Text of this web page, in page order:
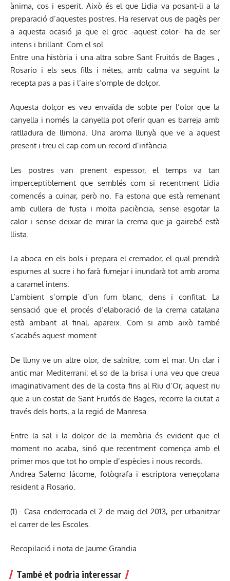
ànima, cos i esperit. Això és el que Lidia va posant-li a la
preparació d’aquestes postres. Ha reservat ous de pagès per
a aquesta ocasió ja que el groc -aquest color- ha de ser
intens i brillant. Com el sol.
Entre una història i una altra sobre Sant Fruitós de Bages ,
Rosario i els seus fills i nétes, amb calma va seguint la
recepta pas a pas i l’aire s’omple de dolçor.
Aquesta dolçor es veu envaïda de sobte per l’olor que la
canyella i només la canyella pot oferir quan es barreja amb
ratlladura de llimona. Una aroma llunyà que ve a aquest
present i treu el cap com un record d’infància.
Les postres van prenent espessor, el temps va tan
imperceptiblement que semblés com si recentment Lidia
comencés a cuinar, però no. Fa estona que està remenant
amb cullera de fusta i molta paciència, sense esgotar la
calor i sense deixar de mirar la crema que ja gairebé està
llista.
La aboca en els bols i prepara el cremador, el qual prendrà
espurnes al sucre i ho farà fumejar i inundarà tot amb aroma
a caramel intens.
L’ambient s’omple d’un fum blanc, dens i confitat. La
sensació que el procés d’elaboració de la crema catalana
està arribant al final, apareix. Com si amb això també
s’acabés aquest moment.
De lluny ve un altre olor, de salnitre, com el mar. Un clar i
antic mar Mediterrani; el so de la brisa i una veu que creua
imaginativament des de la costa fins al Riu d’Or, aquest riu
que a un costat de Sant Fruitós de Bages, recorre la ciutat a
través dels horts, a la regió de Manresa.
Entre la sal i la dolçor de la memòria és evident que el
moment no acaba, sinó que recentment comença amb el
primer mos que tot ho omple d’espècies i nous records.
Andrea Salerno Jácome, fotògrafa i escriptora veneçolana
resident a Rosario.
(1).- Casa enderrocada el 2 de maig del 2013, per urbanitzar
el carrer de les Escoles.
Recopilació i nota de Jaume Grandia
També et podria interessar